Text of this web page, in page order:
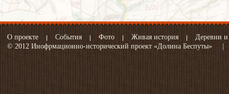
О проекте События Фото Живая история
Деревни и
© 2012 Инофрмационно-исторический проект «Долина